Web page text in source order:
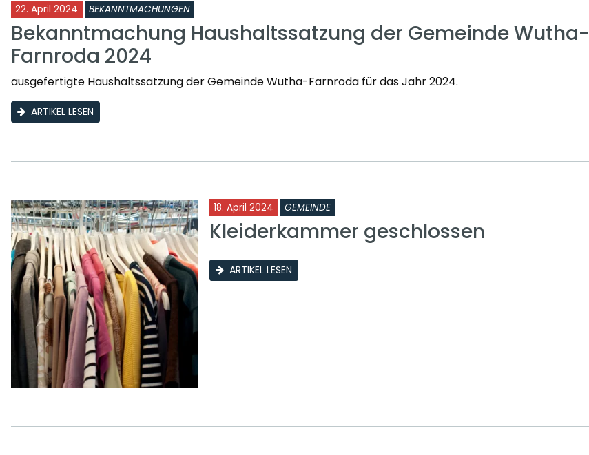
22. April 2024 BEKANNTMACHUNGEN
Bekanntmachung Haushaltssatzung der Gemeinde Wutha-
Farnroda 2024
ausgefertigte Haushaltssatzung der Gemeinde Wutha-Farnroda für das Jahr 2024.
ARTIKEL LESEN
18. April 2024 GEMEINDE
Kleiderkammer geschlossen
ARTIKEL LESEN